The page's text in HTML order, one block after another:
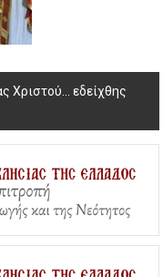
Χριστού… εδείχθης